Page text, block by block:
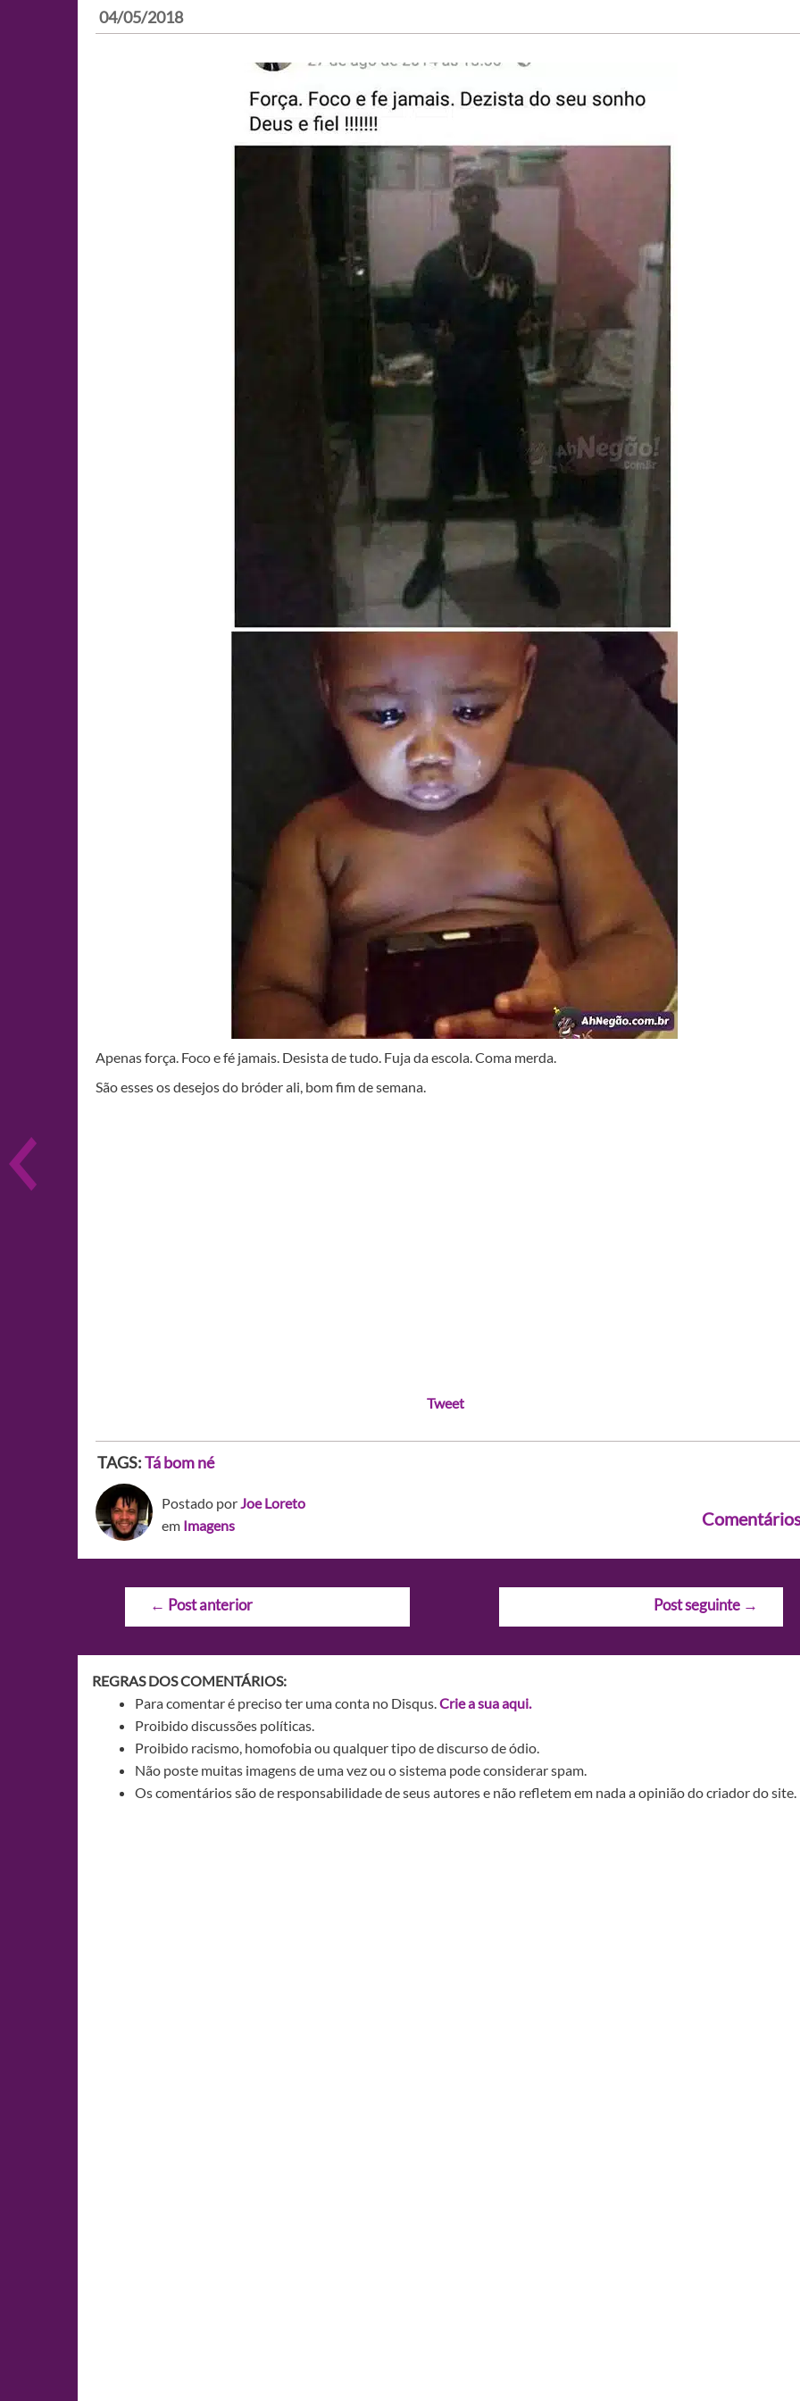
04/05/2018
Apenas força. Foco e fé jamais. Desista de tudo. Fuja da escola. Coma merda.
São esses os desejos do bróder ali, bom fim de semana.
Tweet
TAGS:Tá bom né
Postado porJoe Loreto
em Imagens
Navegação
← Post anterior Post seguinte →
REGRAS DOS COMENTÁRIOS:
Para comentar é preciso ter uma conta no Disqus.Crie a sua aqui.
Proibido discussões políticas.
Proibido racismo, homofobia ou qualquer tipo de discurso de ódio.
Não poste muitas imagens de uma vez ou o sistema pode considerar spam.
Os comentários são de responsabilidade de seus autores e não refletem em nada a opinião do criador do site.